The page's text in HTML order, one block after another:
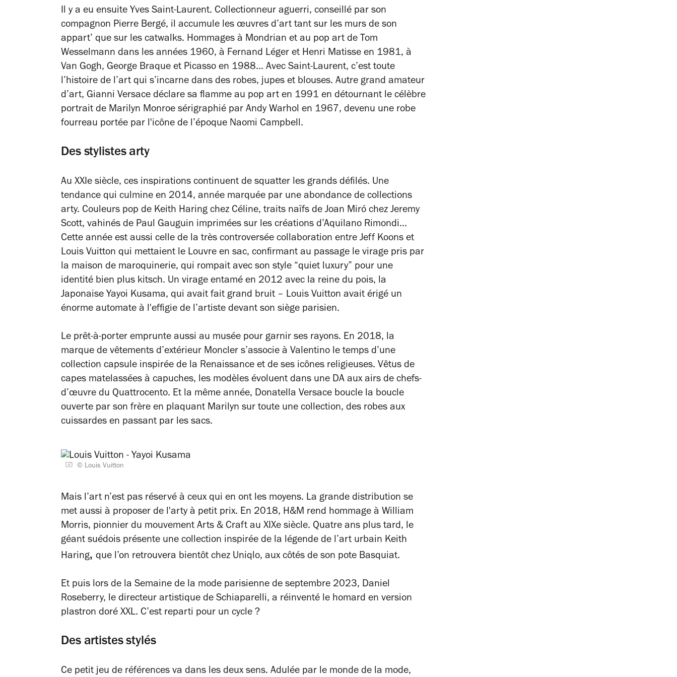
Il y a eu ensuite Yves Saint-Laurent. Collectionneur aguerri, conseillé par son
compagnon Pierre Bergé, il accumule les œuvres d’art tant sur les murs de son
appart’ que sur les catwalks. Hommages à Mondrian et au pop art de Tom
Wesselmann dans les années 1960, à Fernand Léger et Henri Matisse en 1981, à
Van Gogh, George Braque et Picasso en 1988… Avec Saint-Laurent, c’est toute
l’histoire de l’art qui s’incarne dans des robes, jupes et blouses. Autre grand amateur
d’art, Gianni Versace déclare sa flamme au pop art en 1991 en détournant le célèbre
portrait de Marilyn Monroe sérigraphié par Andy Warhol en 1967, devenu une robe
fourreau portée par l'icône de l’époque Naomi Campbell.
Des stylistes arty
Au XXIe siècle, ces inspirations continuent de squatter les grands défilés. Une
tendance qui culmine en 2014, année marquée par une abondance de collections
arty. Couleurs pop de Keith Haring chez Céline, traits naïfs de Joan Miró chez Jeremy
Scott, vahinés de Paul Gauguin imprimées sur les créations d’Aquilano Rimondi...
Cette année est aussi celle de la très controversée collaboration entre Jeff Koons et
Louis Vuitton qui mettaient le Louvre en sac, confirmant au passage le virage pris par
la maison de maroquinerie, qui rompait avec son style “quiet luxury” pour une
identité bien plus kitsch. Un virage entamé en 2012 avec la reine du pois, la
Japonaise Yayoi Kusama, qui avait fait grand bruit – Louis Vuitton avait érigé un
énorme automate à l'effigie de l’artiste devant son siège parisien.
Le prêt-à-porter emprunte aussi au musée pour garnir ses rayons. En 2018, la
marque de vêtements d’extérieur Moncler s’associe à Valentino le temps d’une
collection capsule inspirée de la Renaissance et de ses icônes religieuses. Vêtus de
capes matelassées à capuches, les modèles évoluent dans une DA aux airs de chefs-
d’œuvre du Quattrocento. Et la même année, Donatella Versace boucle la boucle
ouverte par son frère en plaquant Marilyn sur toute une collection, des robes aux
cuissardes en passant par les sacs.
© Louis Vuitton
Mais l’art n’est pas réservé à ceux qui en ont les moyens. La grande distribution se
met aussi à proposer de l'arty à petit prix. En 2018, H&M rend hommage à William
Morris, pionnier du mouvement Arts & Craft au XIXe siècle. Quatre ans plus tard, le
géant suédois présente une collection inspirée de la légende de l’art urbain Keith
Haring, que l’on retrouvera bientôt chez Uniqlo, aux côtés de son pote Basquiat.
Et puis lors de la Semaine de la mode parisienne de septembre 2023, Daniel
Roseberry, le directeur artistique de Schiaparelli, a réinventé le homard en version
plastron doré XXL. C’est reparti pour un cycle ?
Des artistes stylés
Ce petit jeu de références va dans les deux sens. Adulée par le monde de la mode,